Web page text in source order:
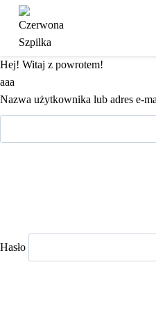
Przejdź
treści
Hej! Witaj z powrotem!
aaa
Nazwa użytkownika lub adres e-
Hasło